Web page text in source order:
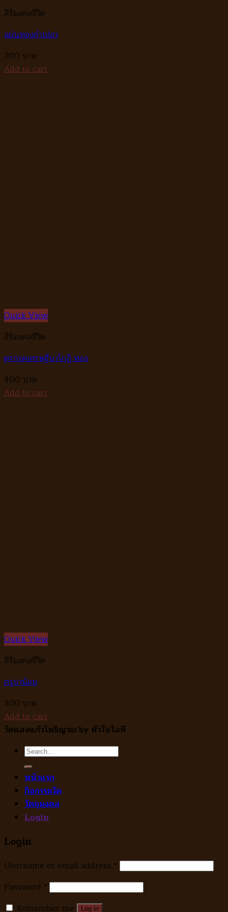
สิริมงคลชีวิต
แผ่นทองคำเปลว
200
Add to cart
Quick View
สิริมงคลชีวิต
ตะกรุดเศรษฐีนวโกฏิ ทอง
400
Add to cart
Quick View
สิริมงคลชีวิต
ครูบาน้อย
300
Add to cart
วัดแสงแก้วโพธิญาณ by หัวใจไอที
Search
for:
หน้าแรก
กิจกรรมวัด
วัตถุมงคล
Login
Login
Username or email address *
Password *
Remember me
Log in